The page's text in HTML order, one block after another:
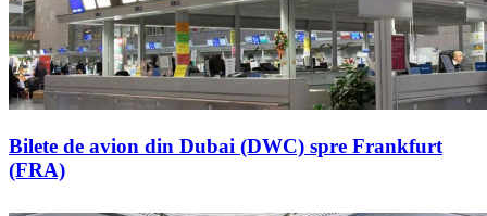
Bilete de avion din Dubai (DWC) spre Frankfurt
(FRA)